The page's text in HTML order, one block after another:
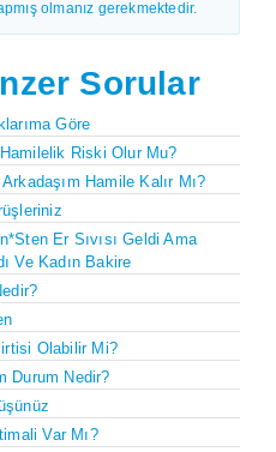
olmanız gerekmektedir.
Sorular
Göre
Riski Olur Mu?
Hamile Kalır Mı?
Er Sıvısı Geldi Ama
Ve Kadın Bakire
Olabilir Mi?
Durum Nedir?
Var Mı?